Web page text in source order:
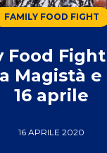
FAMILY FOOD FIGHT
Food
Magistà
16 aprile
16 APRILE 2020